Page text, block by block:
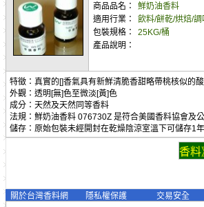
商品品名：
鮮奶油香料
適用行業：
飲料/餅乾/烘焙/調
包裝規格：
25KG/桶
產品說明：
特徵：真實的[]香氣具有新鮮清脆香甜略帶桃核似的
外觀：透明[無]色至微淡[黃]色
成分：天然及天然同等香料
法規：鮮奶油香料 076730Z 是符合美國香料協會及
儲存：原始包裝未經開封在乾燥陰涼室溫下可儲存1年
香
關於台灣香料網 隱私權保護 交易安全